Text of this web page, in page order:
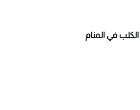
في المنام